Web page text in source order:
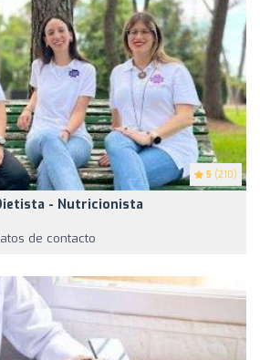
5 (210)
- Nutricionista
de contacto